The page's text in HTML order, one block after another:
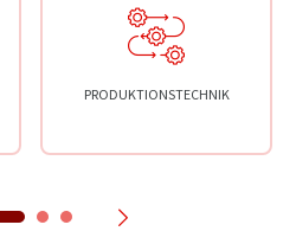
PRODUKTIONSTECHNIK